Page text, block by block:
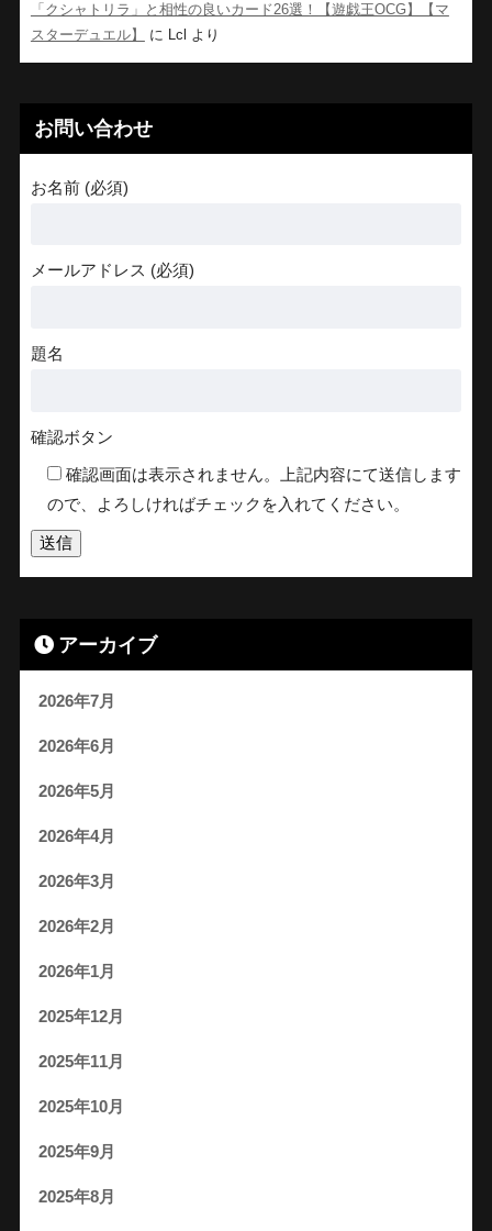
「クシャトリラ」と相性の良いカード26選！【遊戯王OCG】【マ
スターデュエル】
に Lcl より
お問い合わせ
お名前 (必須)
メールアドレス (必須)
題名
確認ボタン
確認画面は表示されません。上記内容にて送信します
ので、よろしければチェックを入れてください。
アーカイブ
2026年7月
2026年6月
2026年5月
2026年4月
2026年3月
2026年2月
2026年1月
2025年12月
2025年11月
2025年10月
2025年9月
2025年8月